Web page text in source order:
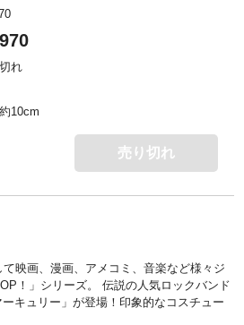
れ
10cm
売り切れ
映画、漫画、アメコミ、音楽など様々ジ
！」シリーズ。 伝説の人気ロックバンド
ーキュリー」が登場！印象的なコスチュー